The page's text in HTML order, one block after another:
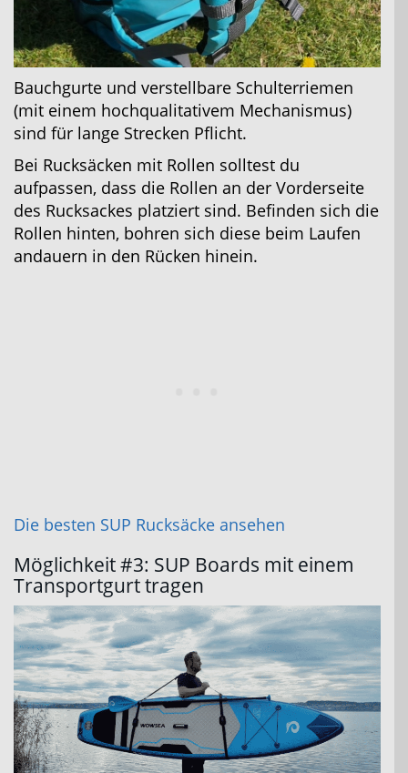
Bauchgurte und verstellbare Schulterriemen
(mit einem hochqualitativem Mechanismus)
sind für lange Strecken Pflicht.
Bei Rucksäcken mit Rollen solltest du
aufpassen, dass die Rollen an der Vorderseite
des Rucksackes platziert sind. Befinden sich die
Rollen hinten, bohren sich diese beim Laufen
andauern in den Rücken hinein.
Die besten SUP Rucksäcke ansehen
Möglichkeit #3: SUP Boards mit einem
Transportgurt tragen